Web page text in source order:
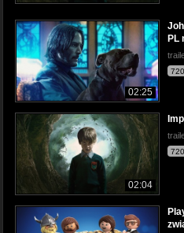
02:25
PL
02:04